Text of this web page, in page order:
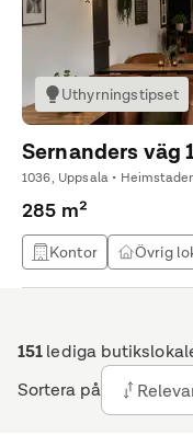
151lediga
Sortera på
Uthyrningstipset
Sernanders väg
1036, Uppsala •
285 m²
Kontor Övrig
Livsmedelslokal